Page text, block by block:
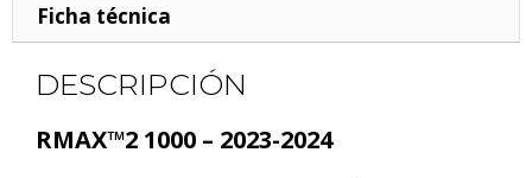
Ficha técnica
DESCRIPCIÓN
RMAX™2 1000 – 2023-2024